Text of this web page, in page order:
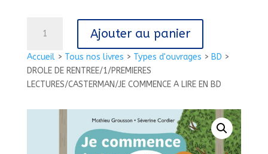
Accueil> Tous nos livres > Types d'ouvrages > BD >
DROLE DE RENTREE/1/PREMIERES
LECTURES/CASTERMAN/JE COMMENCE A LIRE EN BD
DROLE
DE
RENTREE/1/PREMIERES
Ajouter au panier